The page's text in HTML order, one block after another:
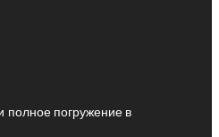
полное погружение в